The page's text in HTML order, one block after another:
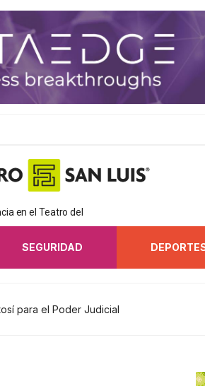
en el Teatro del
SEGURIDAD
para el Poder Judicial